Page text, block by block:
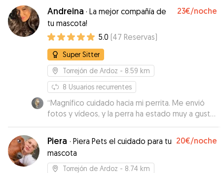
estupendamente. Estamos muy contentos.
Andreina · La mejor compañía de
tu mascota!
23€/noche
5.0 (47 Reservas)
Super Sitter
Torrejón de Ardoz - 8.59 km
8 Usuarios recurrentes
“Magnífico cuidado hacia mi perrita. Me envió
fotos y vídeos, y la perra ha estado muy a gusto,
como en casa. Por supuesto que voy a repetir
por la confianza que me da.
Piera · Piera Pets el cuidado para tu
mascota
20€/noche
Torrejón de Ardoz - 8.74 km